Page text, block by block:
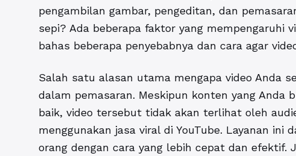
pengambilan gambar, pengeditan, dan
sepi? Ada beberapa faktor yang
bahas beberapa penyebabnya dan cara agar
Salah satu alasan utama mengapa video Anda
dalam pemasaran. Meskipun konten yang
baik, video tersebut tidak akan terlihat oleh
menggunakan jasa viral di YouTube. Layanan ini
orang dengan cara yang lebih cepat dan efektif.